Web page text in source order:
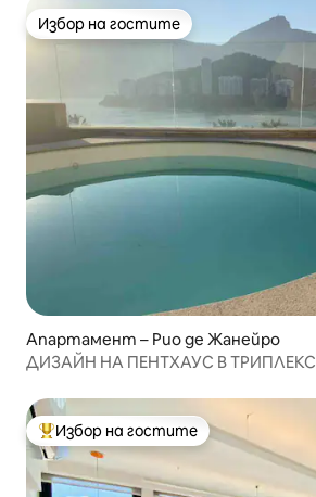
Избор на гостите
Избор на гостите
Апартамент – Рио де Жанейро
ДИЗАЙН НА ПЕНТХАУС В
Най-популярен избор на гостите
Избор на гостите